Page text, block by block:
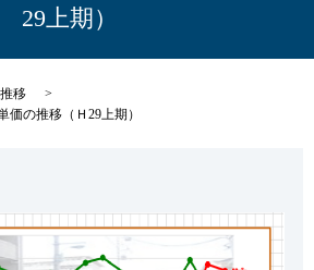
29上期）
移
の推移（Ｈ29上期）